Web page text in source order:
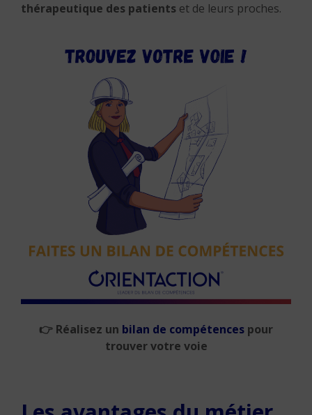
thérapeutique des patients et de leurs proches.
👉 Réalisez un bilan de compétences pour
trouver votre voie